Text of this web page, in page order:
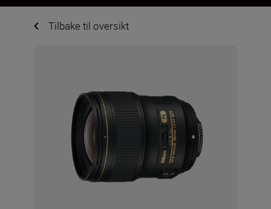
Tilbake til oversikt